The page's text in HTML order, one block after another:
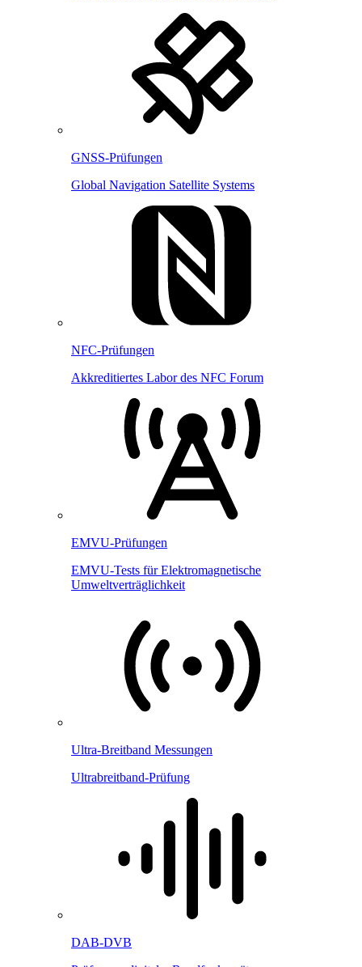
GNSS-Prüfungen
Global Navigation Satellite Systems
NFC-Prüfungen
Akkreditiertes Labor des NFC Forum
EMVU-Prüfungen
EMVU-Tests für Elektromagnetische
Umweltverträglichkeit
Ultra-Breitband Messungen
Ultrabreitband-Prüfung
DAB-DVB